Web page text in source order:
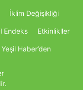
İklim Değişikliği
Endeks Etkinlikller
Yeşil Haber’den